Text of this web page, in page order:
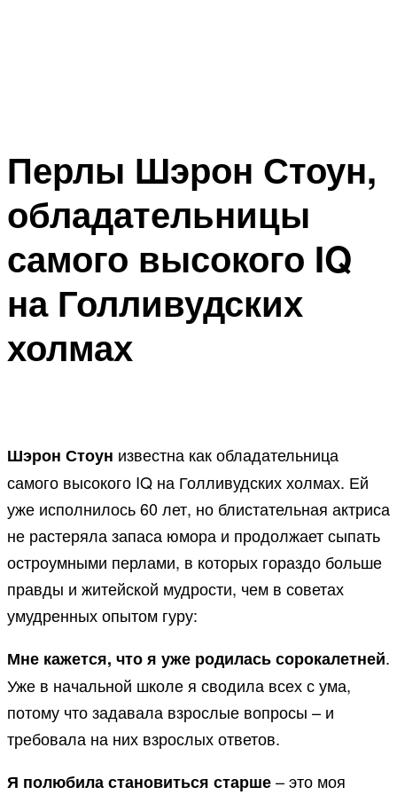
Перлы Шэрон Стоун,
обладательницы
самого высокого IQ
на Голливудских
холмах
Шэрон Стоун известна как обладательница
самого высокого IQ на Голливудских холмах. Ей
уже исполнилось 60 лет, но блистательная актриса
не растеряла запаса юмора и продолжает сыпать
остроумными перлами, в которых гораздо больше
правды и житейской мудрости, чем в советах
умудренных опытом гуру:
Мне кажется, что я уже родилась сорокалетней.
Уже в начальной школе я сводила всех с ума,
потому что задавала взрослые вопросы – и
требовала на них взрослых ответов.
Я полюбила становиться старше– это моя